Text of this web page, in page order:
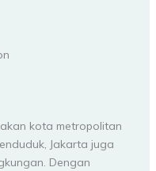
kota metropolitan
Jakarta juga
Dengan